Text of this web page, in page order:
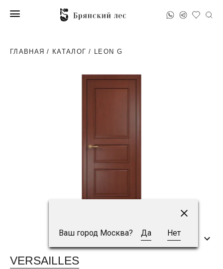
Ваш город Москва? Да Нет
ГЛАВНАЯ / КАТАЛОГ / LEON G
VERSAILLES